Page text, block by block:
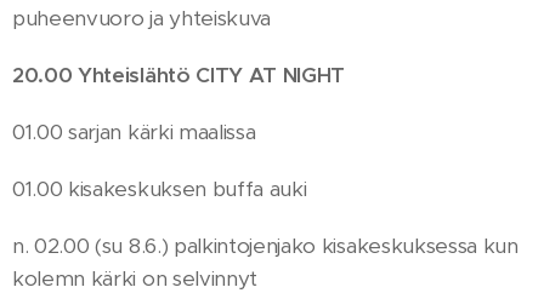
puheenvuoro ja yhteiskuva
20.00 Yhteislähtö CITY AT NIGHT
01.00 sarjan kärki maalissa
01.00 kisakeskuksen buffa auki
n. 02.00 (su 8.6.) palkintojenjako kisakeskuksessa kun
kolemn kärki on selvinnyt